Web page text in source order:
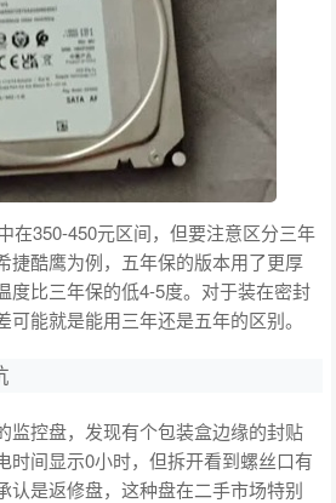
在350-450元区间，但要注意区分三年
捷酷鹰为例，五年保的版本用了更厚
度比三年保的低4-5度。对于装在密封
能就是能用三年还是五年的区别。
监控盘，发现有个包装盒边缘的封贴
时间显示0小时，但拆开看到螺丝口有
认是返修盘，这种盘在二手市场特别